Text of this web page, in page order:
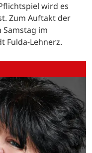
wird es
Zum Auftakt der
Samstag im
Fulda-Lehnerz.